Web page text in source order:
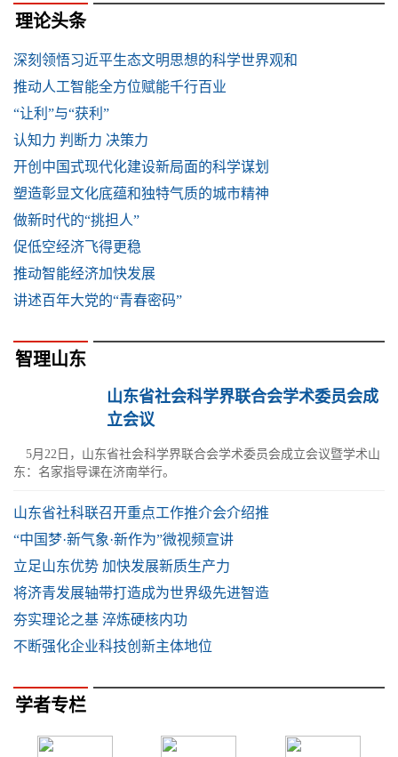
理论头条
深刻领悟习近平生态文明思想的科学世界观和
推动人工智能全方位赋能千行百业
“让利”与“获利”
认知力 判断力 决策力
开创中国式现代化建设新局面的科学谋划
塑造彰显文化底蕴和独特气质的城市精神
做新时代的“挑担人”
促低空经济飞得更稳
推动智能经济加快发展
讲述百年大党的“青春密码”
智理山东
山东省社会科学界联合会学术委员会成
立会议
5月22日，山东省社会科学界联合会学术委员会成立会议暨学术山
东：名家指导课在济南举行。
山东省社科联召开重点工作推介会介绍推
“中国梦·新气象·新作为”微视频宣讲
立足山东优势 加快发展新质生产力
将济青发展轴带打造成为世界级先进智造
夯实理论之基 淬炼硬核内功
不断强化企业科技创新主体地位
学者专栏